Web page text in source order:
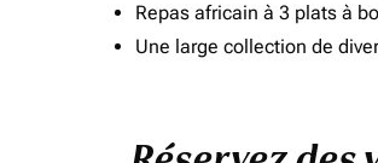
Repas africain à 3 plats à
Une large collection de